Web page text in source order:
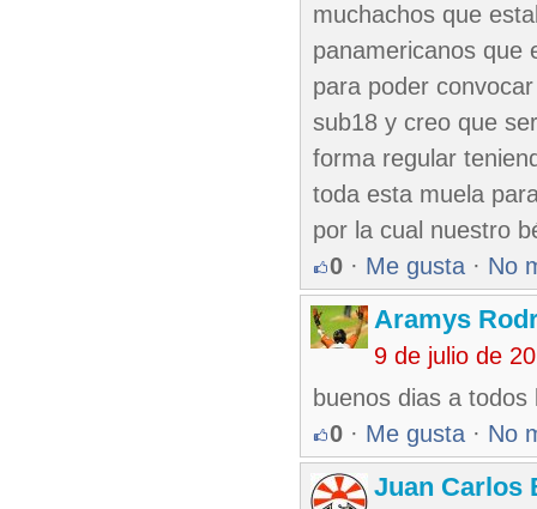
muchachos que
panamericanos que
para poder
sub18 y creo que
forma regular
toda esta muela
por la cual nuestro
0 · Me gusta · No
Aramys
9 de julio de
buenos dias a
0 · Me gusta · No
Juan Carlos